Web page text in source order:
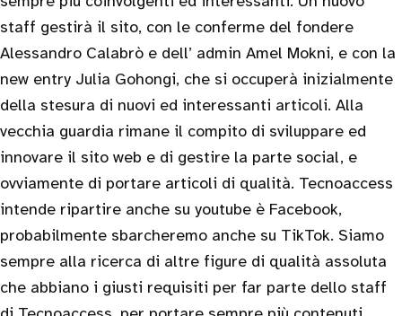
staff gestirà il sito, con le conferme del fondere
Alessandro Calabrò e dell’ admin Amel Mokni, e con la
new entry Julia Gohongi, che si occuperà inizialmente
della stesura di nuovi ed interessanti articoli. Alla
vecchia guardia rimane il compito di sviluppare ed
innovare il sito web e di gestire la parte social, e
ovviamente di portare articoli di qualità. Tecnoaccess
intende ripartire anche su youtube è Facebook,
probabilmente sbarcheremo anche su TikTok. Siamo
sempre alla ricerca di altre figure di qualità assoluta
che abbiano i giusti requisiti per far parte dello staff